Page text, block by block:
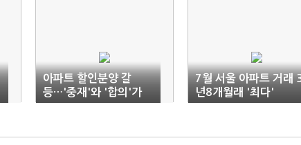
아파트 할인분양 갈
등…'중재'와 '합의'가
최선
7월 서울 아파트 거래
년8개월래 '최다'